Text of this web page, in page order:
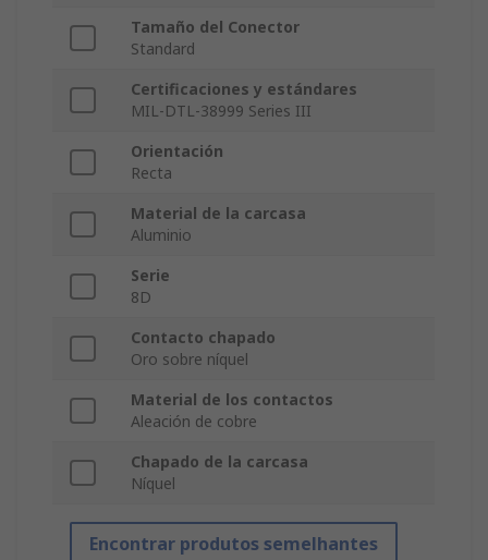
Tamaño del Conector
Standard
Certificaciones y estándares
MIL-DTL-38999 Series III
Orientación
Recta
Material de la carcasa
Aluminio
Serie
8D
Contacto chapado
Oro sobre níquel
Material de los contactos
Aleación de cobre
Chapado de la carcasa
Níquel
Encontrar produtos semelhantes